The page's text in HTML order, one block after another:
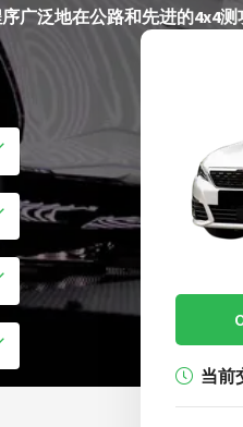
泛地在公路和先进的4x4测
当前